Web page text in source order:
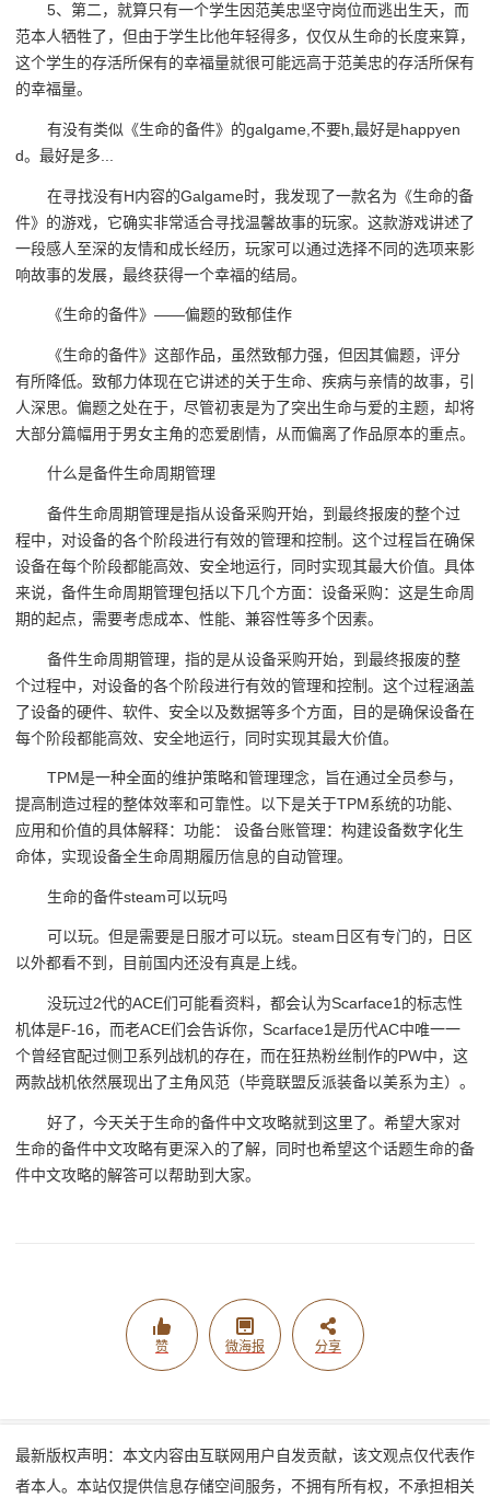
5、第二，就算只有一个学生因范美忠坚守岗位而逃出生天，而
范本人牺牲了，但由于学生比他年轻得多，仅仅从生命的长度来算，
这个学生的存活所保有的幸福量就很可能远高于范美忠的存活所保有
的幸福量。
有没有类似《生命的备件》的galgame,不要h,最好是happyen
d。最好是多...
在寻找没有H内容的Galgame时，我发现了一款名为《生命的备
件》的游戏，它确实非常适合寻找温馨故事的玩家。这款游戏讲述了
一段感人至深的友情和成长经历，玩家可以通过选择不同的选项来影
响故事的发展，最终获得一个幸福的结局。
《生命的备件》——偏题的致郁佳作
《生命的备件》这部作品，虽然致郁力强，但因其偏题，评分
有所降低。致郁力体现在它讲述的关于生命、疾病与亲情的故事，引
人深思。偏题之处在于，尽管初衷是为了突出生命与爱的主题，却将
大部分篇幅用于男女主角的恋爱剧情，从而偏离了作品原本的重点。
什么是备件生命周期管理
备件生命周期管理是指从设备采购开始，到最终报废的整个过
程中，对设备的各个阶段进行有效的管理和控制。这个过程旨在确保
设备在每个阶段都能高效、安全地运行，同时实现其最大价值。具体
来说，备件生命周期管理包括以下几个方面：设备采购：这是生命周
期的起点，需要考虑成本、性能、兼容性等多个因素。
备件生命周期管理，指的是从设备采购开始，到最终报废的整
个过程中，对设备的各个阶段进行有效的管理和控制。这个过程涵盖
了设备的硬件、软件、安全以及数据等多个方面，目的是确保设备在
每个阶段都能高效、安全地运行，同时实现其最大价值。
TPM是一种全面的维护策略和管理理念，旨在通过全员参与，
提高制造过程的整体效率和可靠性。以下是关于TPM系统的功能、
应用和价值的具体解释：功能： 设备台账管理：构建设备数字化生
命体，实现设备全生命周期履历信息的自动管理。
生命的备件steam可以玩吗
可以玩。但是需要是日服才可以玩。steam日区有专门的，日区
以外都看不到，目前国内还没有真是上线。
没玩过2代的ACE们可能看资料，都会认为Scarface1的标志性
机体是F-16，而老ACE们会告诉你，Scarface1是历代AC中唯一一
个曾经官配过侧卫系列战机的存在，而在狂热粉丝制作的PW中，这
两款战机依然展现出了主角风范（毕竟联盟反派装备以美系为主）。
好了，今天关于生命的备件中文攻略就到这里了。希望大家对
生命的备件中文攻略有更深入的了解，同时也希望这个话题生命的备
件中文攻略的解答可以帮助到大家。
赞 微海报 分享
最新版权声明：本文内容由互联网用户自发贡献，该文观点仅代表作
者本人。本站仅提供信息存储空间服务，不拥有所有权，不承担相关